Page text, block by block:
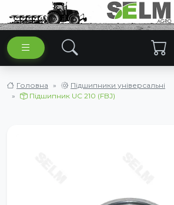
Головна
Підшипники універсальні
Підшипник UC 210 (FBJ)